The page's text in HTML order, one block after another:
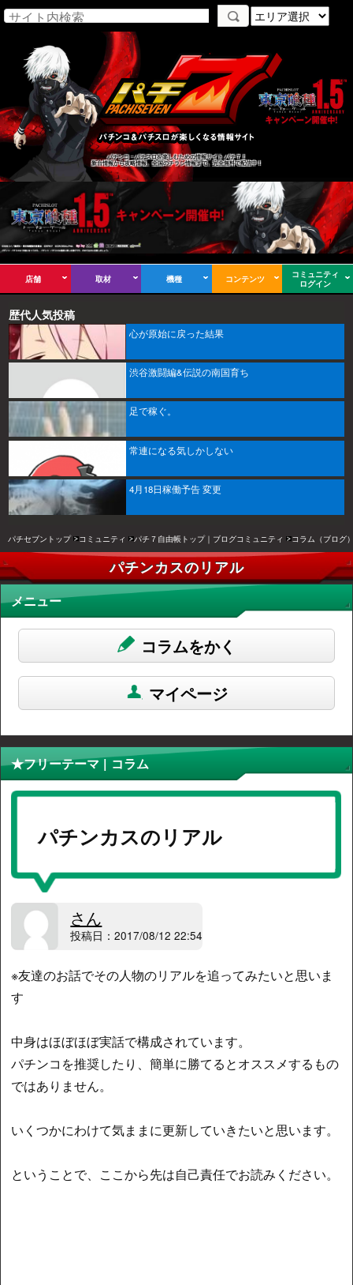
パチンコ・パチスロを楽しむための情報サイト パチ７！
新台情報から攻略情報、全国のチラシ情報まで、完全無料で配信中！
店舗 取材 機種 コンテンツ
コミュニティ
ログイン
歴代人気投稿
心が原始に戻った結果
渋谷激闘編&伝説の南国育ち
足で稼ぐ。
常連になる気しかしない
4月18日稼働予告 変更
パチセブントップ コミュニティ パチ７自由帳トップ｜ブログコミュニティ コラム（ブログ
パチンカスのリアル
メニュー
コラムをかく
マイページ
★フリーテーマ | コラム
パチンカスのリアル
さん
投稿日：2017/08/12 22:54
※友達のお話でその人物のリアルを追ってみたいと思いま
す
中身はほぼほぼ実話で構成されています。
パチンコを推奨したり、簡単に勝てるとオススメするもの
ではありません。
いくつかにわけて気ままに更新していきたいと思います。
ということで、ここから先は自己責任でお読みください。